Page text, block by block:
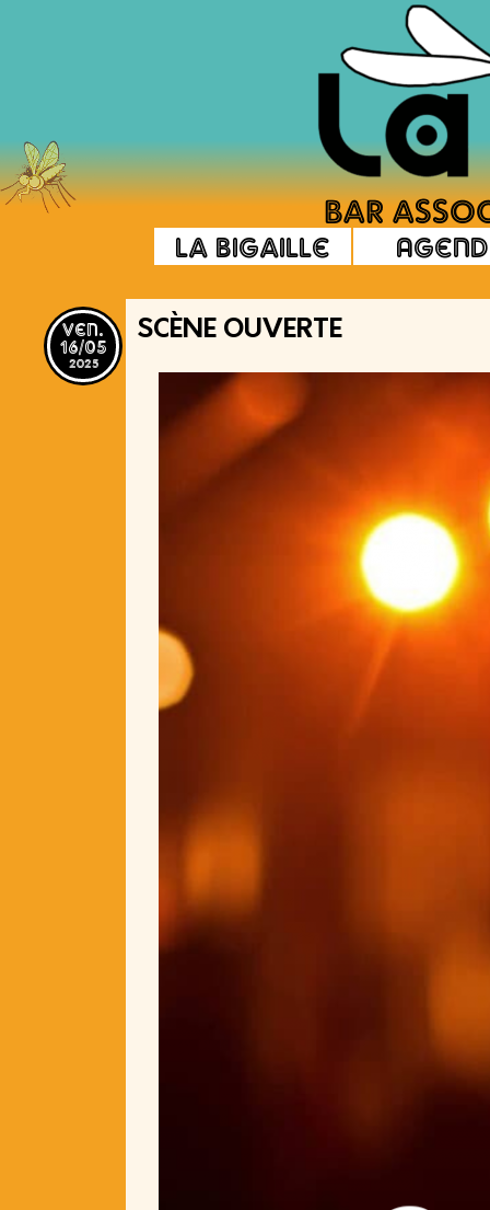
La Bigaille
ven.
16/05
2025
SCÈNE OUVERTE